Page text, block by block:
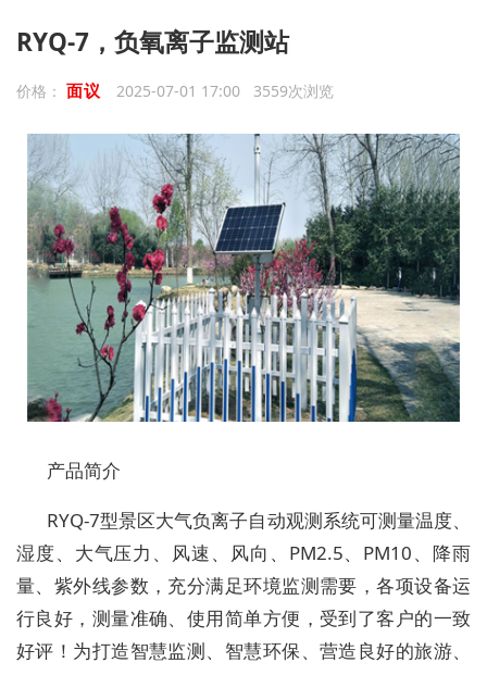
RYQ-7，负氧离子监测站
价格： 面议 2025-07-01 17:00 3559次浏览
产品简介
RYQ-7型景区大气负离子自动观测系统可测量温度、
湿度、大气压力、风速、风向、PM2.5、PM10、降雨
量、紫外线参数，充分满足环境监测需要，各项设备运
行良好，测量准确、使用简单方便，受到了客户的一致
好评！为打造智慧监测、智慧环保、营造良好的旅游、